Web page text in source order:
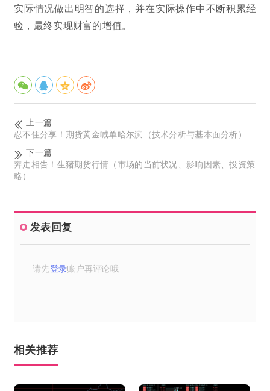
实际情况做出明智的选择，并在实际操作中不断积累经
验，最终实现财富的增值。
上一篇
忍不住分享！期货黄金喊单哈尔滨（技术分析与基本面分析）
下一篇
奔走相告！生猪期货行情（市场的当前状况、影响因素、投资策
略）
发表回复
请先登录账户再评论哦
相关推荐